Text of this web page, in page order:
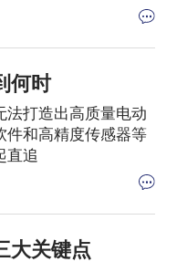
何时
法打造出高质量电动
件和高精度传感器等
直追
大关键点